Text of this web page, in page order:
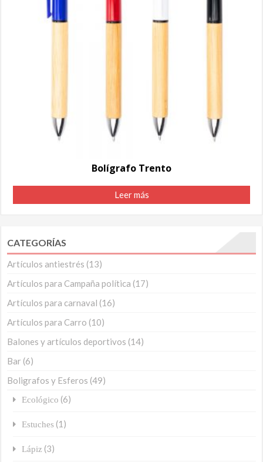
Bolígrafo Trento
Leer más
CATEGORÍAS
Artículos antiestrés (13)
Artículos para Campaña política (17)
Artículos para carnaval (16)
Artículos para Carro (10)
Balones y artículos deportivos (14)
Bar (6)
Boligrafos y Esferos (49)
Ecológico (6)
Estuches (1)
Lápiz (3)